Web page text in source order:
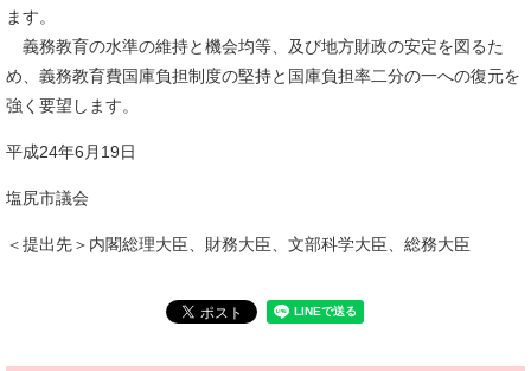
ます。
義務教育の水準の維持と機会均等、及び地方財政の安定を図るた
め、義務教育費国庫負担制度の堅持と国庫負担率二分の一への復元を
強く要望します。
平成24年6月19日
塩尻市議会
＜提出先＞内閣総理大臣、財務大臣、文部科学大臣、総務大臣